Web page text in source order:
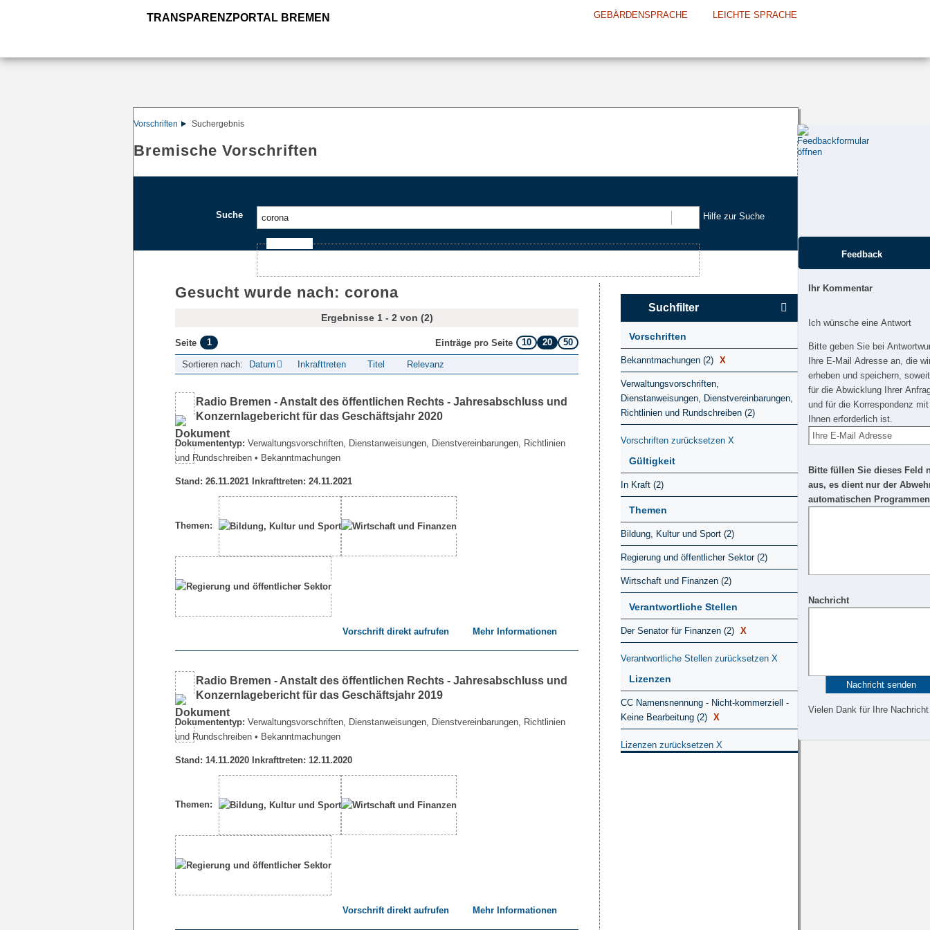
TRANSPARENZPORTAL BREMEN GEBÄRDENSPRACHE LEICHTE SPRACHE
Vorschriften Suchergebnis
Bremische Vorschriften
Suche Hilfe zur Suche
Gesucht wurde nach: corona
Ergebnisse 1 - 2 von (2)
Seite 1 Einträge pro Seite 10 20 50
Sortieren nach: Datum Inkrafttreten Titel Relevanz
Radio Bremen - Anstalt des öffentlichen Rechts - Jahresabschluss und
Konzernlagebericht für das Geschäftsjahr 2020
Dokumententyp: Verwaltungsvorschriften, Dienstanweisungen, Dienstvereinbarungen, Richtlinien
und Rundschreiben • Bekanntmachungen
Stand: 26.11.2021 Inkrafttreten: 24.11.2021
Themen:
Vorschrift direkt aufrufen Mehr Informationen
Radio Bremen - Anstalt des öffentlichen Rechts - Jahresabschluss und
Konzernlagebericht für das Geschäftsjahr 2019
Dokumententyp: Verwaltungsvorschriften, Dienstanweisungen, Dienstvereinbarungen, Richtlinien
und Rundschreiben • Bekanntmachungen
Stand: 14.11.2020 Inkrafttreten: 12.11.2020
Themen:
Vorschrift direkt aufrufen Mehr Informationen
Suchfilter
Vorschriften
Bekanntmachungen (2) X
Verwaltungsvorschriften,
Dienstanweisungen, Dienstvereinbarungen,
Richtlinien und Rundschreiben (2)
Vorschriften zurücksetzen X
Gültigkeit
In Kraft (2)
Themen
Bildung, Kultur und Sport (2)
Regierung und öffentlicher Sektor (2)
Wirtschaft und Finanzen (2)
Verantwortliche Stellen
Der Senator für Finanzen (2) X
Verantwortliche Stellen zurücksetzen X
Lizenzen
CC Namensnennung - Nicht-kommerziell -
Keine Bearbeitung (2) X
Lizenzen zurücksetzen X
Feedback
Ihr Kommentar
Ich wünsche eine Antwort
Bitte geben Sie bei
Ihre E-Mail Adresse an, die
erheben und speichern,
für die Abwicklung Ihrer
und für die Korrespondenz mit
Ihnen erforderlich ist.
Bitte füllen Sie dieses Feld
aus, es dient nur der
automatischen
Nachricht
Vielen Dank für Ihre Nachricht